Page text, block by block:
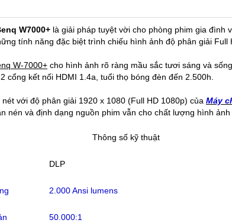
W7000+ là giải pháp tuyệt vời cho phòng phim gia
tính năng đặc biệt trình chiếu hình ảnh độ phân giải Full
W-7000+ cho hình ảnh rõ ràng mầu sắc tươi sáng và
cổng kết nối HDMI 1.4a, tuổi thọ bóng đèn đến 2.500h.
nét với độ phân giải 1920 x 1080 (Full HD 1080p) của Máy
nén và định dạng nguồn phim vẫn cho chất lượng hình ảnh
Thông số kỹ thuật
DLP
2.000 Ansi lumens
50.000:1